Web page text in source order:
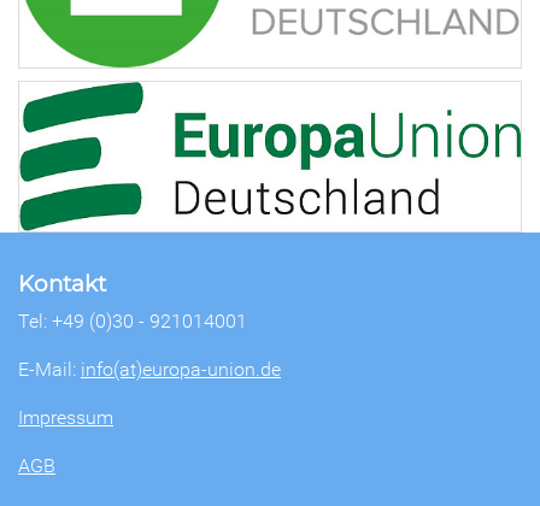
Kontakt
Tel: +49 (0)30 - 921014001
E-Mail: info(at)europa-union.de
Impressum
AGB